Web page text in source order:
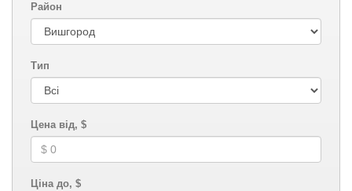
Район
Тип
Цена від, $
Ціна до, $